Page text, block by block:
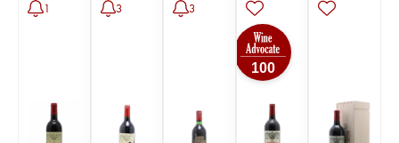
1 3 3
100